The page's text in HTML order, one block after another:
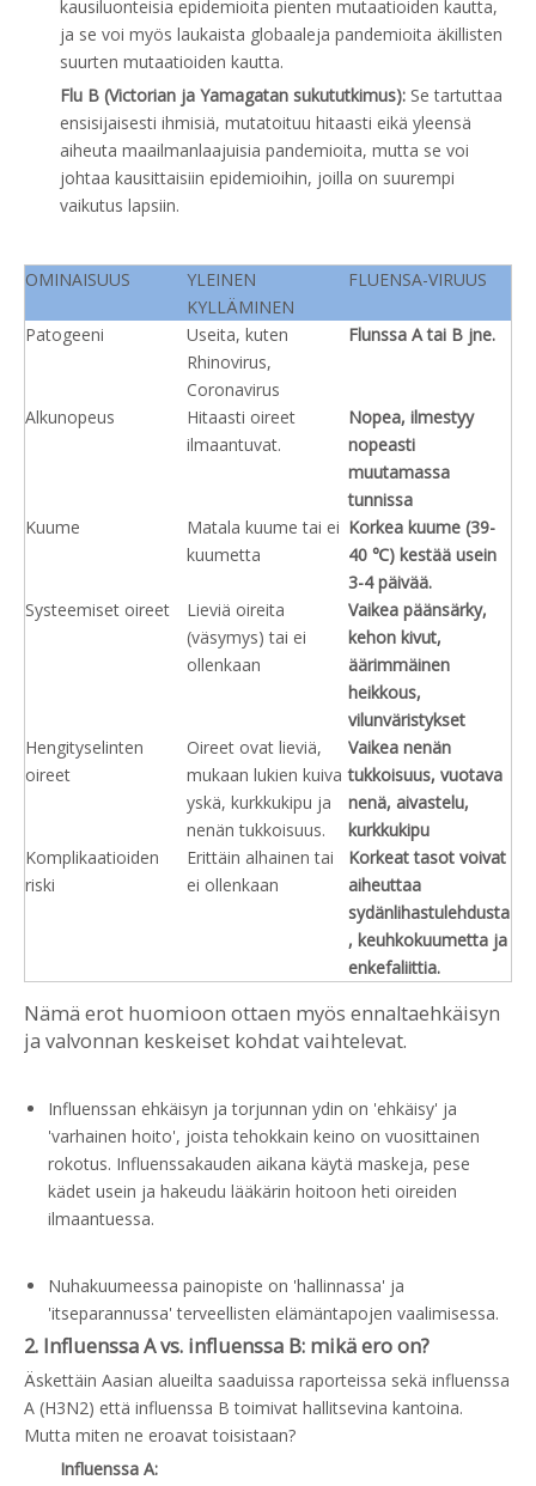
kausiluonteisia epidemioita pienten mutaatioiden kautta,
ja se voi myös laukaista globaaleja pandemioita äkillisten
suurten mutaatioiden kautta.
Flu B (Victorian ja Yamagatan sukututkimus): Se tartuttaa
ensisijaisesti ihmisiä, mutatoituu hitaasti eikä yleensä
aiheuta maailmanlaajuisia pandemioita, mutta se voi
johtaa kausittaisiin epidemioihin, joilla on suurempi
vaikutus lapsiin.
OMINAISUUS
YLEINEN
KYLLÄMINEN
FLUENSA-VIRUUS
Patogeeni
Useita, kuten
Rhinovirus,
Coronavirus
Flunssa A tai B jne.
Alkunopeus
Hitaasti oireet
ilmaantuvat.
Nopea, ilmestyy
nopeasti
muutamassa
tunnissa
Kuume
Matala kuume tai ei
kuumetta
Korkea kuume (39-
40 ℃) kestää usein
3-4 päivää.
Systeemiset oireet
Lieviä oireita
(väsymys) tai ei
ollenkaan
Vaikea päänsärky,
kehon kivut,
äärimmäinen
heikkous,
vilunväristykset
Hengityselinten
oireet
Oireet ovat lieviä,
mukaan lukien kuiva
yskä, kurkkukipu ja
nenän tukkoisuus.
Vaikea nenän
tukkoisuus, vuotava
nenä, aivastelu,
kurkkukipu
Komplikaatioiden
riski
Erittäin alhainen tai
ei ollenkaan
Korkeat tasot voivat
aiheuttaa
sydänlihastulehdusta
, keuhkokuumetta ja
enkefaliittia.
Nämä erot huomioon ottaen myös ennaltaehkäisyn
ja valvonnan keskeiset kohdat vaihtelevat.
Influenssan ehkäisyn ja torjunnan ydin on 'ehkäisy' ja
'varhainen hoito', joista tehokkain keino on vuosittainen
rokotus. Influenssakauden aikana käytä maskeja, pese
kädet usein ja hakeudu lääkärin hoitoon heti oireiden
ilmaantuessa.
Nuhakuumeessa painopiste on 'hallinnassa' ja
'itseparannussa' terveellisten elämäntapojen vaalimisessa.
2. Influenssa A vs. influenssa B: mikä ero on?
Äskettäin Aasian alueilta saaduissa raporteissa sekä influenssa
A (H3N2) että influenssa B toimivat hallitsevina kantoina.
Mutta miten ne eroavat toisistaan?
Influenssa A: